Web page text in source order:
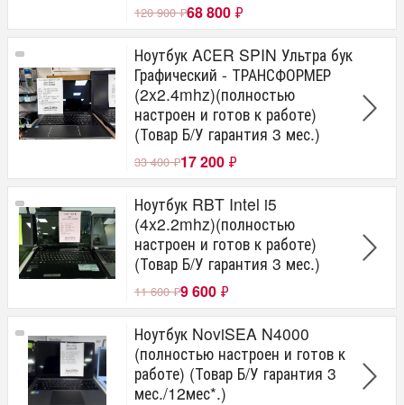
120 900₽68 800 ₽
Ноутбук AСER SPIN Ультра бук
Графический - ТРАНСФОРМЕР
(2x2.4mhz)(полностью
настроен и готов к работе)
(Товар Б/У гарантия 3 мес.)
33 400₽17 200 ₽
Ноутбук RBT Intel i5
(4x2.2mhz)(полностью
настроен и готов к работе)
(Товар Б/У гарантия 3 мес.)
11 600₽9 600 ₽
Ноутбук NoviSEA N4000
(полностью настроен и готов к
работе) (Товар Б/У гарантия 3
мес./12мес*.)